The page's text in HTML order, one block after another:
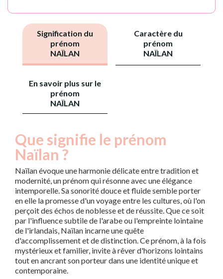
Signification du
prénom
NAÏLAN
Caractère du
prénom
NAÏLAN
En savoir plus sur le
prénom
NAÏLAN
Que signifie le prénom
Naïlan ?
Naïlan évoque une harmonie délicate entre tradition et
modernité, un prénom qui résonne avec une élégance
intemporelle. Sa sonorité douce et fluide semble porter
en elle la promesse d'un voyage entre les cultures, où l'on
perçoit des échos de noblesse et de réussite. Que ce soit
par l'influence subtile de l'arabe ou l'empreinte lointaine
de l'irlandais, Naïlan incarne une quête
d'accomplissement et de distinction. Ce prénom, à la fois
mystérieux et familier, invite à rêver d'horizons lointains
tout en ancrant son porteur dans une identité unique et
contemporaine.